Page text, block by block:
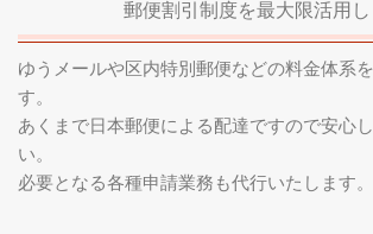
郵便割引制度を最大限活用
ゆうメールや区内特別郵便などの料金体系
す。
あくまで日本郵便による配達ですので安心
い。
必要となる各種申請業務も代行いたします。